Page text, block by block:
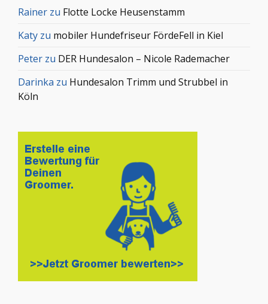
Rainer zu Flotte Locke Heusenstamm
Katy zu mobiler Hundefriseur FördeFell in Kiel
Peter zu DER Hundesalon – Nicole Rademacher
Darinka zu Hundesalon Trimm und Strubbel in
Köln